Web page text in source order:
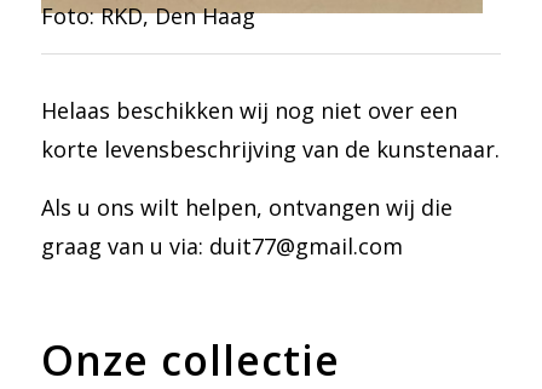
Foto: RKD, Den Haag
Helaas beschikken wij nog niet over een
korte levensbeschrijving van de kunstenaar.
Als u ons wilt helpen, ontvangen wij die
graag van u via: duit77@gmail.com
Onze collectie